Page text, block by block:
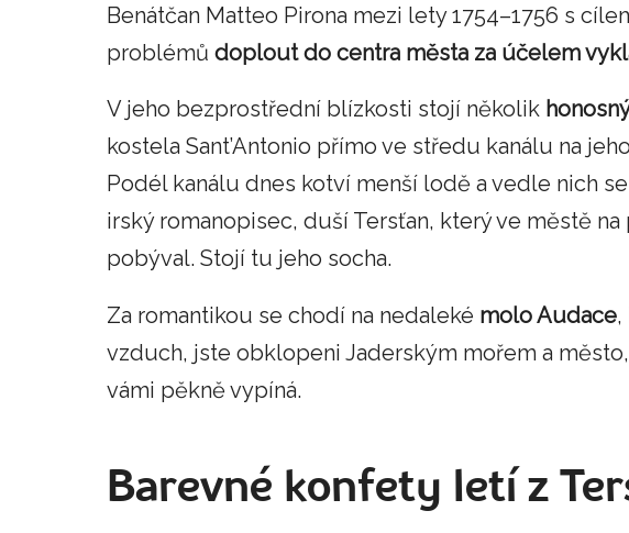
Benátčan Matteo Pirona mezi lety 1754–1756 s
problémů doplout do centra města za účelem
V jeho bezprostřední blízkosti stojí několik
kostela Sant’Antonio přímo ve středu kanálu na
Podél kanálu dnes kotví menší lodě a vedle nich se
irský romanopisec, duší Tersťan, který ve městě
pobýval. Stojí tu jeho socha.
Za romantikou se chodí na nedaleké molo Audace,
vzduch, jste obklopeni Jaderským mořem a
vámi pěkně vypíná.
Barevné konfety letí z